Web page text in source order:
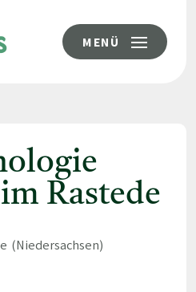
MENÜ
Rastede
(Niedersachsen)